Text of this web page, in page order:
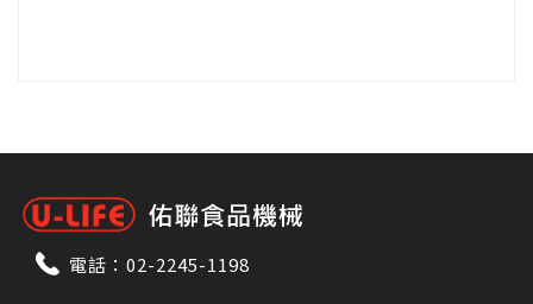
電話： 02-2245-1198